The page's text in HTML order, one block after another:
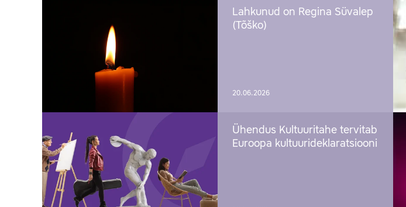
Lahkunud on Regina Süvalep
(Tõško)
20.06.2026
Ühendus Kultuuritahe tervitab
Euroopa kultuurideklaratsiooni